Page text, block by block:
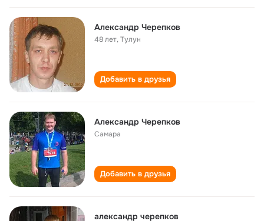
Александр Черепков
48 лет,Тулун
Добавить в друзья
Александр Черепков
Самара
Добавить в друзья
aлександр черепков